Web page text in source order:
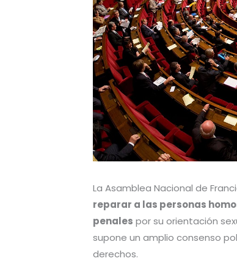
La Asamblea Nacional de
reparar a las personas
penales por su orientación
supone un amplio consenso
derechos.